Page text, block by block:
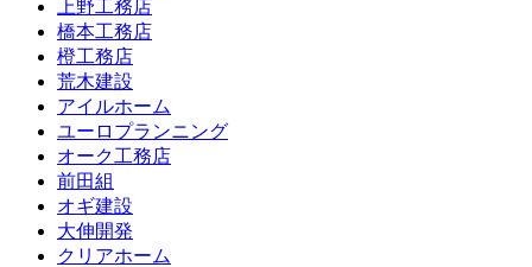
上野工務店
橋本工務店
橙工務店
荒木建設
アイルホーム
ユーロプランニング
オーク工務店
前田組
オギ建設
大伸開発
クリアホーム